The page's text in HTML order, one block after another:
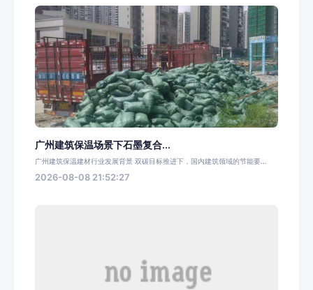
广州建筑保温场景下石墨复合...
广州建筑保温建材行业发展背景 双碳目标推进下，国内建筑领域的节能要...
2026-08-08 21:52:27